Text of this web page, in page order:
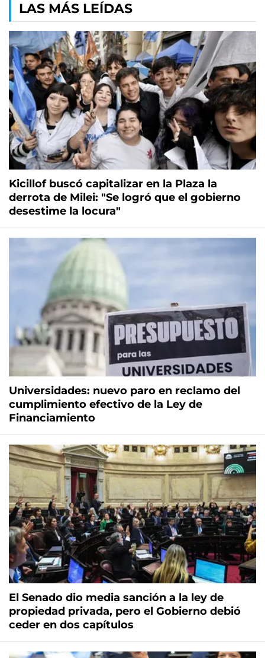
LAS MÁS LEÍDAS
Kicillof buscó capitalizar en la Plaza la
derrota de Milei: "Se logró que el gobierno
desestime la locura"
Universidades: nuevo paro en reclamo del
cumplimiento efectivo de la Ley de
Financiamiento
El Senado dio media sanción a la ley de
propiedad privada, pero el Gobierno debió
ceder en dos capítulos